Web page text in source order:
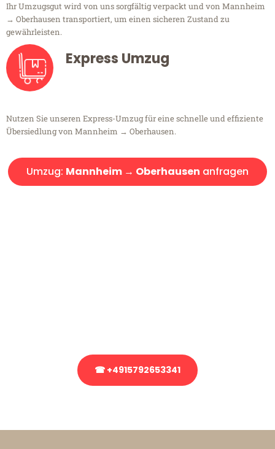
Ihr Umzugsgut wird von uns sorgfältig verpackt und von Mannheim
→ Oberhausen transportiert, um einen sicheren Zustand zu
gewährleisten.
Express Umzug
Nutzen Sie unseren Express-Umzug für eine schnelle und effiziente
Übersiedlung von Mannheim → Oberhausen.
Umzug: Mannheim → Oberhausen anfragen
☎ +4915792653341